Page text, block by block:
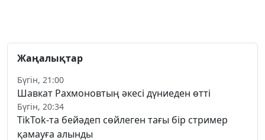
Жаңалықтар
Бүгін, 21:00
Шавкат Рахмоновтың әкесі дүниеден өтті
Бүгін, 20:34
TikTok-та бейәдеп сөйлеген тағы бір стример
қамауға алынды